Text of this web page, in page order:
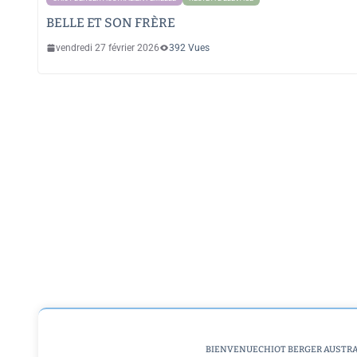
BELLE ET SON FRÈRE
vendredi 27 février 2026 392 Vues
BIENVENUECHIOT BERGER